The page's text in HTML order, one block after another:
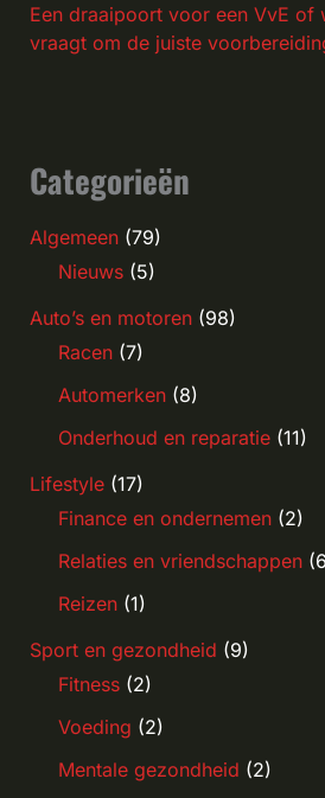
Een draaipoort voor een VvE of
vraagt om de juiste
Categorieën
Algemeen(79)
Nieuws(5)
Auto’s en motoren(98)
Racen(7)
Automerken(8)
Onderhoud en reparatie(11)
Lifestyle(17)
Finance en ondernemen(2)
Relaties en vriendschappen
Reizen(1)
Sport en gezondheid (9)
Fitness(2)
Voeding (2)
Mentale gezondheid (2)